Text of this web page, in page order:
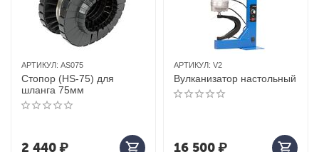
АРТИКУЛ: AS075
Стопор (HS-75) для
шланга 75мм
2 440₽
АРТИКУЛ: V2
Вулканизатор настольный
16 500₽